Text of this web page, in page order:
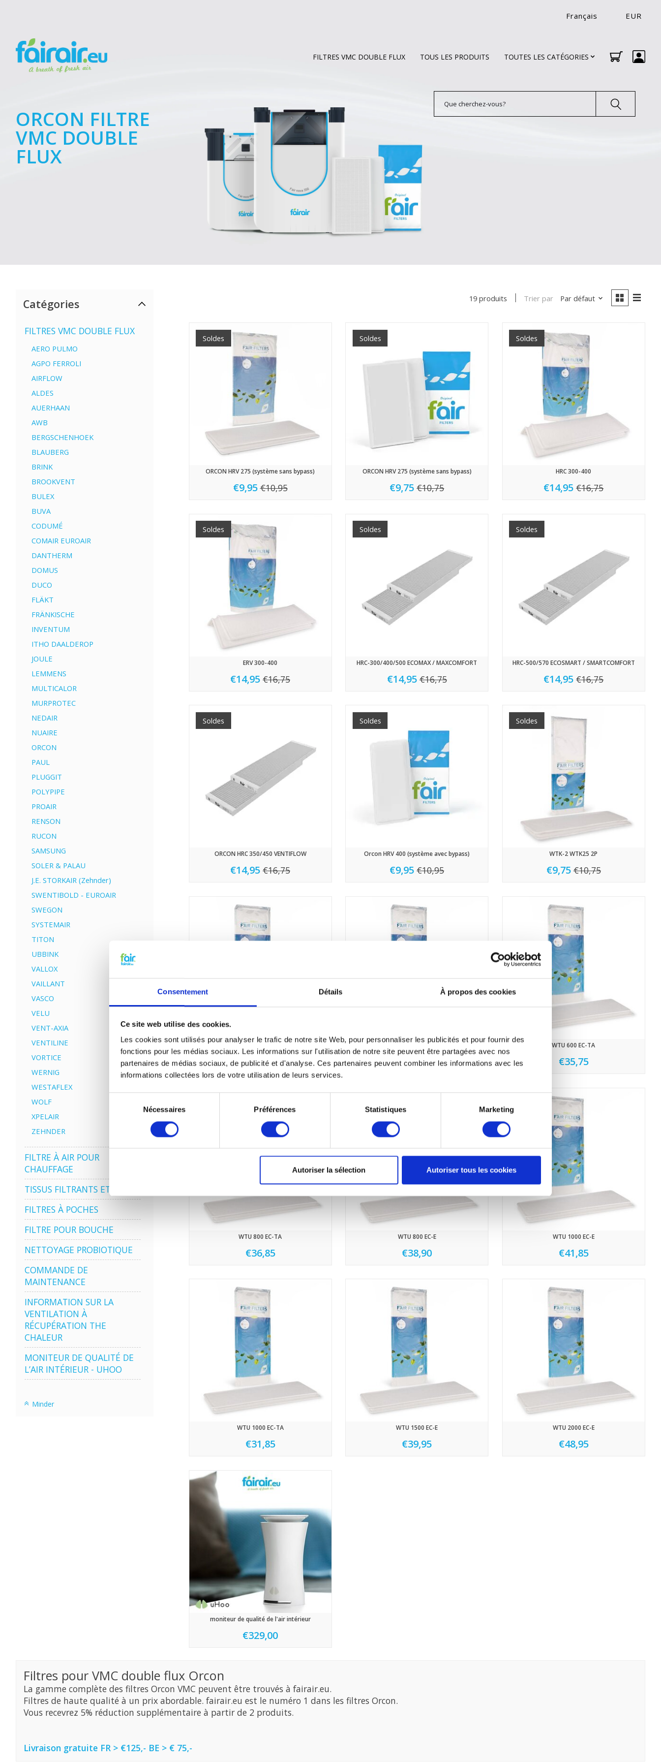
Consentement Détails À propos des cookies
Ce site web utilise des cookies.
Les cookies sont utilisés pour analyser le trafic de notre site Web, pour personnaliser les publicités et pour fournir des
fonctions pour les médias sociaux. Les informations sur l'utilisation de notre site peuvent être partagées avec nos
partenaires de médias sociaux, de publicité et d'analyse. Ces partenaires peuvent combiner les informations avec les
informations collectées lors de votre utilisation de leurs services.
consentement
Nécessaires Préférences Statistiques Marketing
Autoriser la sélection Autoriser tous les cookies
Français EUR
FILTRES VMC DOUBLE FLUX TOUS LES PRODUITS TOUTES LES CATÉGORIES
ORCON FILTRE
VMC DOUBLE
FLUX
Catégories
FILTRES VMC DOUBLE FLUX
AERO PULMO
AGPO FERROLI
AIRFLOW
ALDES
AUERHAAN
AWB
BERGSCHENHOEK
BLAUBERG
BRINK
BROOKVENT
BULEX
BUVA
CODUMÉ
COMAIR EUROAIR
DANTHERM
DOMUS
DUCO
FLÄKT
FRÄNKISCHE
INVENTUM
ITHO DAALDEROP
JOULE
LEMMENS
MULTICALOR
MURPROTEC
NEDAIR
NUAIRE
ORCON
PAUL
PLUGGIT
POLYPIPE
PROAIR
RENSON
RUCON
SAMSUNG
SOLER & PALAU
J.E. STORKAIR (Zehnder)
SWENTIBOLD - EUROAIR
SWEGON
SYSTEMAIR
TITON
UBBINK
VALLOX
VAILLANT
VASCO
VELU
VENT-AXIA
VENTILINE
VORTICE
WERNIG
WESTAFLEX
WOLF
XPELAIR
ZEHNDER
FILTRE À AIR POUR
CHAUFFAGE
TISSUS FILTRANTS ET MATS
FILTRES À POCHES
FILTRE POUR BOUCHE
NETTOYAGE PROBIOTIQUE
COMMANDE DE
MAINTENANCE
INFORMATION SUR LA
VENTILATION À
RÉCUPÉRATION THE
CHALEUR
MONITEUR DE QUALITÉ DE
L’AIR INTÉRIEUR - UHOO
Minder
19 produits Trier par Par défaut
Soldes
ORCON HRV 275 (système sans bypass)
€9,95 €10,95
Soldes
ORCON HRV 275 (système sans bypass)
€9,75 €10,75
Soldes
HRC 300-400
€14,95 €16,75
Soldes
ERV 300-400
€14,95 €16,75
Soldes
HRC-300/400/500 ECOMAX / MAXCOMFORT
€14,95 €16,75
Soldes
HRC-500/570 ECOSMART / SMARTCOMFORT
€14,95 €16,75
Soldes
ORCON HRC 350/450 VENTIFLOW
€14,95 €16,75
Soldes
Orcon HRV 400 (système avec bypass)
€9,95 €10,95
Soldes
WTK-2 WTK25 2P
€9,75 €10,75
WTU 250 EC-E
€14,75
WTU 600 EC-E
€38,90
WTU 600 EC-TA
€35,75
WTU 800 EC-TA
€36,85
WTU 800 EC-E
€38,90
WTU 1000 EC-E
€41,85
WTU 1000 EC-TA
€31,85
WTU 1500 EC-E
€39,95
WTU 2000 EC-E
€48,95
moniteur de qualité de l'air intérieur
€329,00
Filtres pour VMC double flux Orcon
La gamme complète des filtres Orcon VMC peuvent être trouvés à fairair.eu.
Filtres de haute qualité à un prix abordable. fairair.eu est le numéro 1 dans les filtres Orcon.
Vous recevrez 5% réduction supplémentaire à partir de 2 produits.
Livraison gratuite FR > €125,- BE > € 75,-